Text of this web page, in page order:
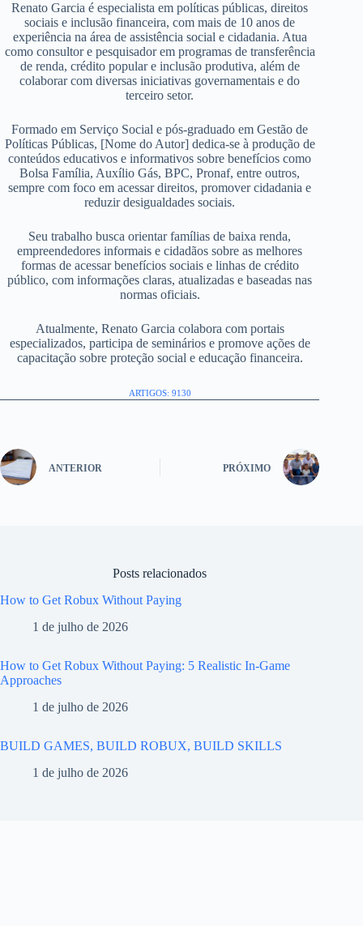
Renato Garcia é especialista em políticas públicas, direitos
sociais e inclusão financeira, com mais de 10 anos de
experiência na área de assistência social e cidadania. Atua
como consultor e pesquisador em programas de transferência
de renda, crédito popular e inclusão produtiva, além de
colaborar com diversas iniciativas governamentais e do
terceiro setor.
Formado em Serviço Social e pós-graduado em Gestão de
Políticas Públicas, [Nome do Autor] dedica-se à produção de
conteúdos educativos e informativos sobre benefícios como
Bolsa Família, Auxílio Gás, BPC, Pronaf, entre outros,
sempre com foco em acessar direitos, promover cidadania e
reduzir desigualdades sociais.
Seu trabalho busca orientar famílias de baixa renda,
empreendedores informais e cidadãos sobre as melhores
formas de acessar benefícios sociais e linhas de crédito
público, com informações claras, atualizadas e baseadas nas
normas oficiais.
Atualmente, Renato Garcia colabora com portais
especializados, participa de seminários e promove ações de
capacitação sobre proteção social e educação financeira.
ARTIGOS: 9130
ANTERIOR PRÓXIMO
Posts relacionados
How to Get Robux Without Paying
1 de julho de 2026
How to Get Robux Without Paying: 5 Realistic In-Game
Approaches
1 de julho de 2026
BUILD GAMES, BUILD ROBUX, BUILD SKILLS
1 de julho de 2026